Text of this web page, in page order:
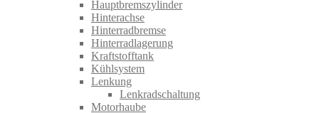
Hauptbremszylinder
Hinterachse
Hinterradbremse
Hinterradlagerung
Kraftstofftank
Kühlsystem
Lenkung
Lenkradschaltung
Motorhaube